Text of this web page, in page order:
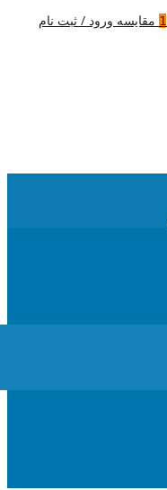
1 مقایسه ورود / ثبت نام